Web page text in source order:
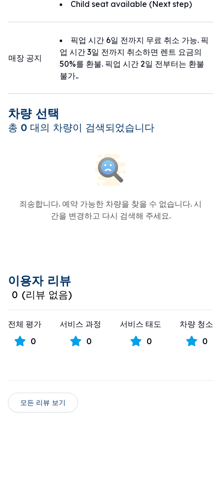
Child seat available (Next step)
매장 공지
픽업 시간 6일 전까지 무료 취소 가능. 픽
업 시간 3일 전까지 취소하면 렌트 요금의
50%를 환불. 픽업 시간 2일 전부터는 환불
불가..
차량 선택
총 0 대의 차량이 검색되었습니다
죄송합니다. 예약 가능한 차량을 찾을 수 없습니다. 시
간을 변경하고 다시 검색해 주세요.
이용자 리뷰
0 (리뷰 없음)
전체 평가
0
서비스 과정
0
서비스 태도
0
차량 청소
0
모든 리뷰 보기